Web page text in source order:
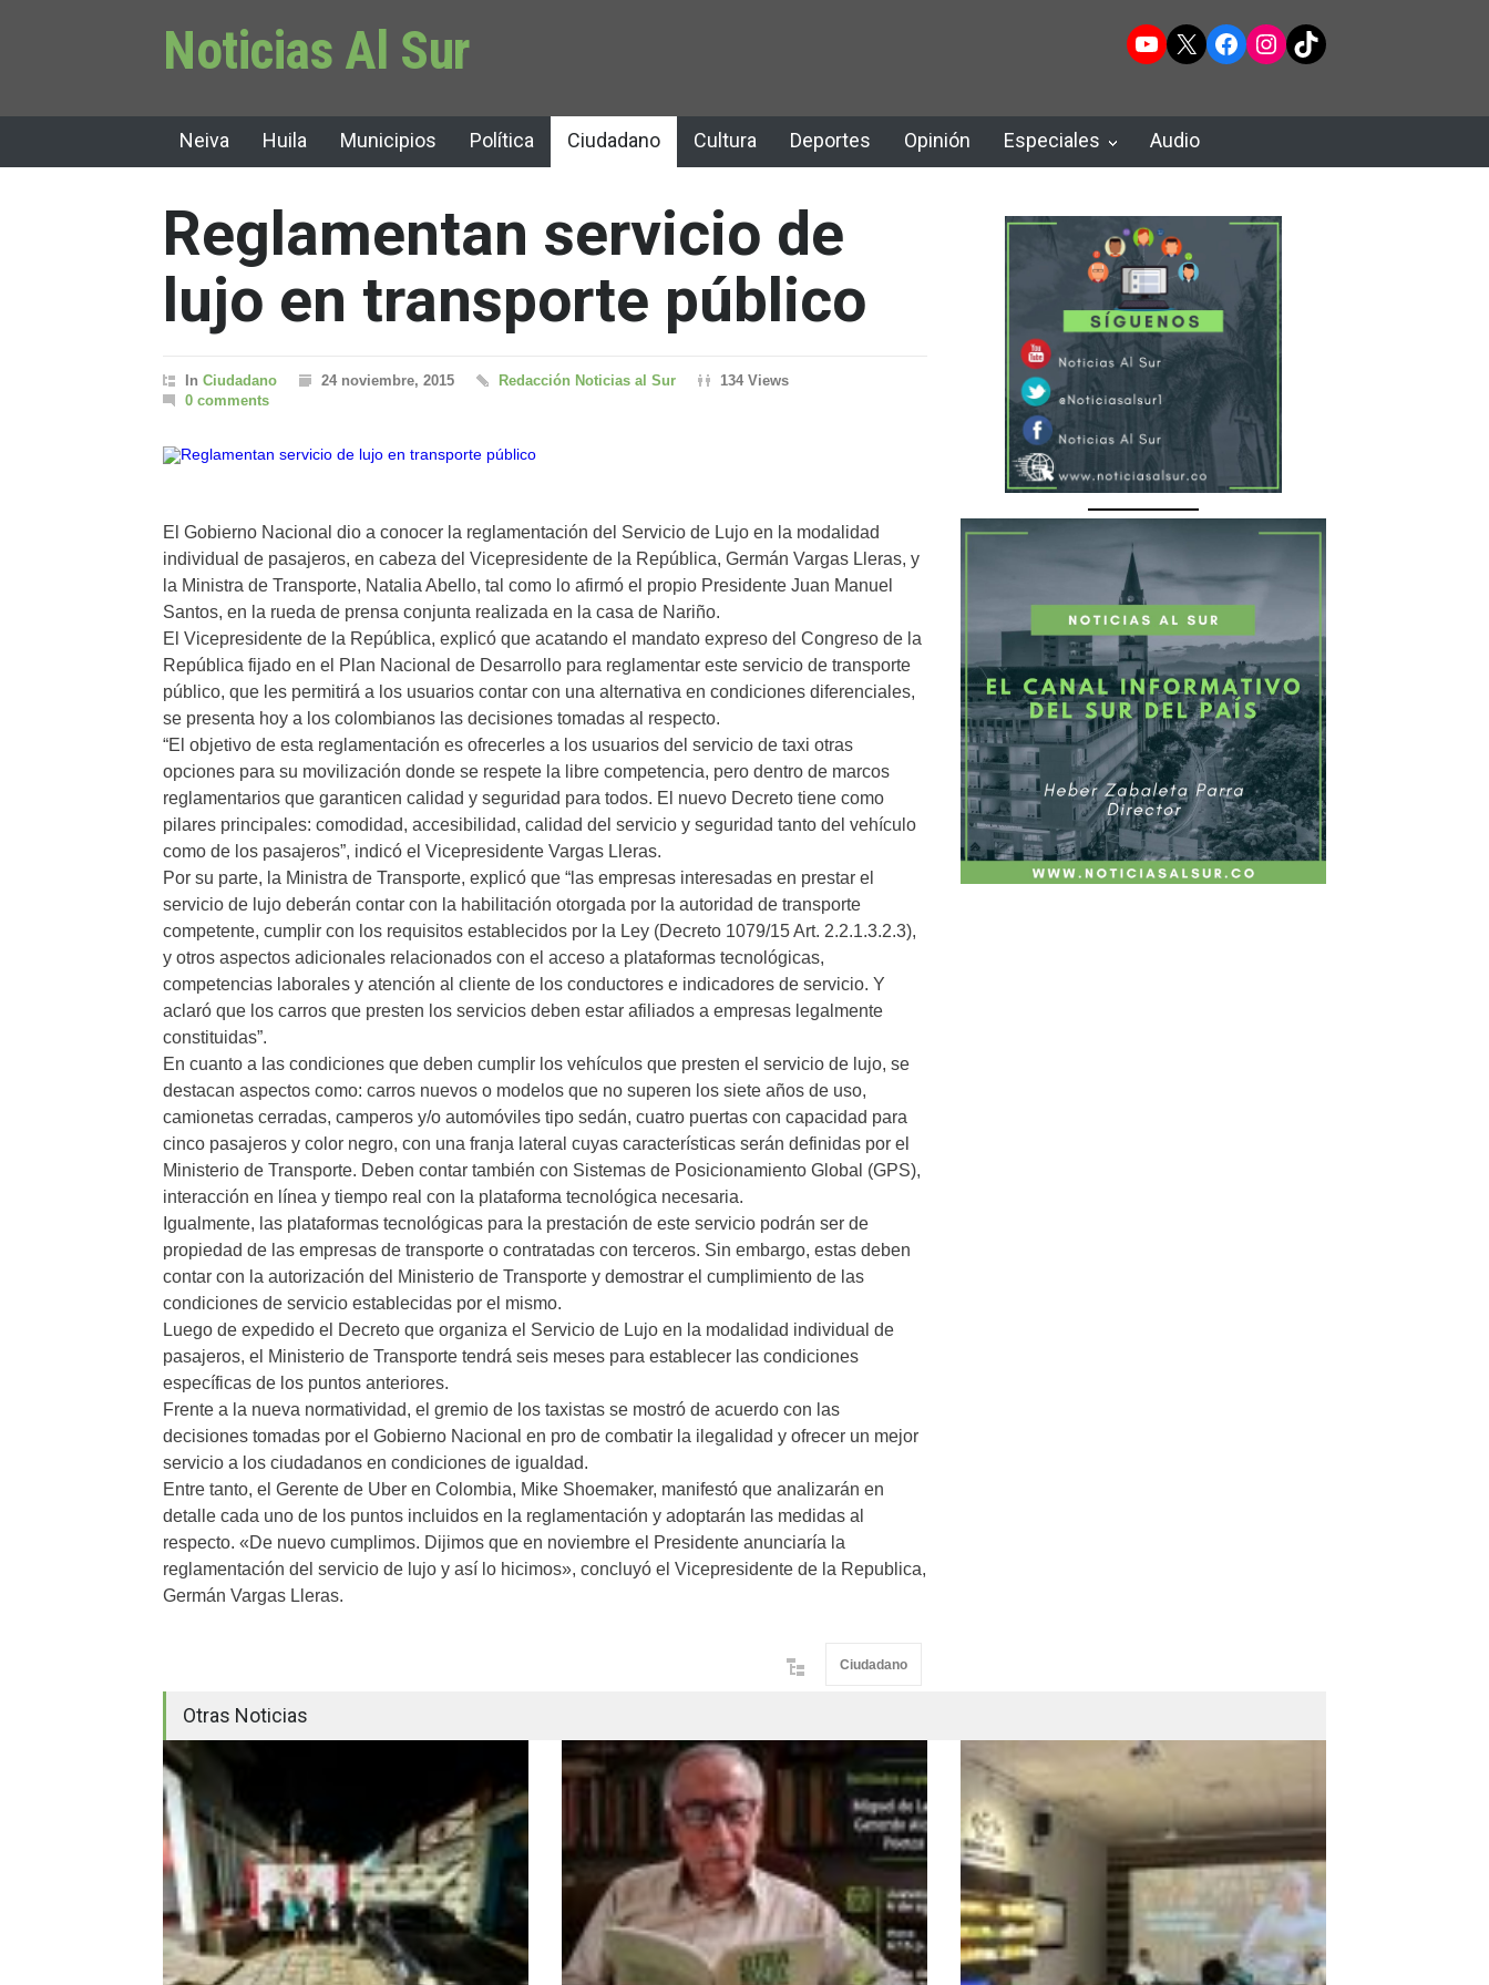
Noticias Al Sur YouTube
X Facebook
Instagram
TikTok
Neiva Huila Municipios Política Ciudadano Cultura Deportes Opinión Especiales Audio
Reglamentan servicio de
lujo en transporte público
In Ciudadano 24 noviembre, 2015 Redacción Noticias al Sur
134 Views
0 comments
El Gobierno Nacional dio a conocer la reglamentación del Servicio de Lujo en la modalidad
individual de pasajeros, en cabeza del Vicepresidente de la República, Germán Vargas Lleras, y
la Ministra de Transporte, Natalia Abello, tal como lo afirmó el propio Presidente Juan Manuel
Santos, en la rueda de prensa conjunta realizada en la casa de Nariño.
El Vicepresidente de la República, explicó que acatando el mandato expreso del Congreso de la
República fijado en el Plan Nacional de Desarrollo para reglamentar este servicio de transporte
público, que les permitirá a los usuarios contar con una alternativa en condiciones diferenciales,
se presenta hoy a los colombianos las decisiones tomadas al respecto.
“El objetivo de esta reglamentación es ofrecerles a los usuarios del servicio de taxi otras
opciones para su movilización donde se respete la libre competencia, pero dentro de marcos
reglamentarios que garanticen calidad y seguridad para todos. El nuevo Decreto tiene como
pilares principales: comodidad, accesibilidad, calidad del servicio y seguridad tanto del vehículo
como de los pasajeros”, indicó el Vicepresidente Vargas Lleras.
Por su parte, la Ministra de Transporte, explicó que “las empresas interesadas en prestar el
servicio de lujo deberán contar con la habilitación otorgada por la autoridad de transporte
competente, cumplir con los requisitos establecidos por la Ley (Decreto 1079/15 Art. 2.2.1.3.2.3),
y otros aspectos adicionales relacionados con el acceso a plataformas tecnológicas,
competencias laborales y atención al cliente de los conductores e indicadores de servicio. Y
aclaró que los carros que presten los servicios deben estar afiliados a empresas legalmente
constituidas”.
En cuanto a las condiciones que deben cumplir los vehículos que presten el servicio de lujo, se
destacan aspectos como: carros nuevos o modelos que no superen los siete años de uso,
camionetas cerradas, camperos y/o automóviles tipo sedán, cuatro puertas con capacidad para
cinco pasajeros y color negro, con una franja lateral cuyas características serán definidas por el
Ministerio de Transporte. Deben contar también con Sistemas de Posicionamiento Global (GPS),
interacción en línea y tiempo real con la plataforma tecnológica necesaria.
Igualmente, las plataformas tecnológicas para la prestación de este servicio podrán ser de
propiedad de las empresas de transporte o contratadas con terceros. Sin embargo, estas deben
contar con la autorización del Ministerio de Transporte y demostrar el cumplimiento de las
condiciones de servicio establecidas por el mismo.
Luego de expedido el Decreto que organiza el Servicio de Lujo en la modalidad individual de
pasajeros, el Ministerio de Transporte tendrá seis meses para establecer las condiciones
específicas de los puntos anteriores.
Frente a la nueva normatividad, el gremio de los taxistas se mostró de acuerdo con las
decisiones tomadas por el Gobierno Nacional en pro de combatir la ilegalidad y ofrecer un mejor
servicio a los ciudadanos en condiciones de igualdad.
Entre tanto, el Gerente de Uber en Colombia, Mike Shoemaker, manifestó que analizarán en
detalle cada uno de los puntos incluidos en la reglamentación y adoptarán las medidas al
respecto. «De nuevo cumplimos. Dijimos que en noviembre el Presidente anunciaría la
reglamentación del servicio de lujo y así lo hicimos», concluyó el Vicepresidente de la Republica,
Germán Vargas Lleras.
Ciudadano
Otras Noticias